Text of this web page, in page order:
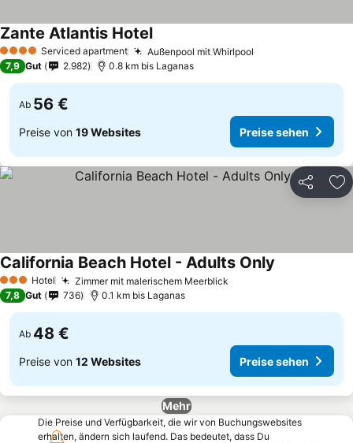
4 Sterne Serviced apartment Außenpool mit Whirlpool
Zante Atlantis Hotel
7,9 Gut 2.982 0.8 km bis Laganas
Ab 56 €
Preise von 19 Websites Preise sehen
Teilen
3 SterneHotel Zimmer mit malerischem Meerblick
California Beach Hotel - Adults Only
7,8 Gut 736 0.1 km bis Laganas
Ab 48 €
Preise von 12 Websites Preise sehen
Mehr
Die Preise und Verfügbarkeit, die wir von Buchungswebsites
erhalten, ändern sich laufend. Das bedeutet, dass Du